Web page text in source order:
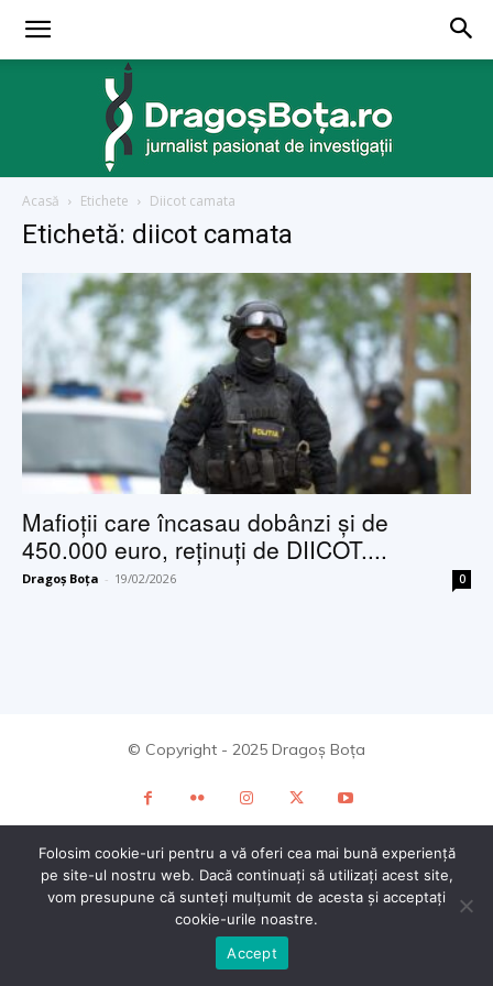
dragosbota.ro
Acasă Etichete Diicot camata
Etichetă: diicot camata
Mafioții care încasau dobânzi și de
450.000 euro, reținuți de DIICOT....
Dragoș Boța - 19/02/2026 0
© Copyright - 2025 Dragoș Boța
Folosim cookie-uri pentru a vă oferi cea mai bună experiență
pe site-ul nostru web. Dacă continuați să utilizați acest site,
vom presupune că sunteți mulțumit de acesta și acceptați
cookie-urile noastre.
Accept